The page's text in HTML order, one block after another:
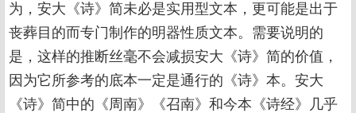
为，安大《诗》简未必是实用型文本，更可能是出于
丧葬目的而专门制作的明器性质文本。需要说明的
是，这样的推断丝毫不会减损安大《诗》简的价值，
因为它所参考的底本一定是通行的《诗》本。安大
《诗》简中的《周南》《召南》和今本《诗经》几乎